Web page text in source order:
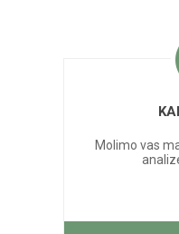
Molimo vas